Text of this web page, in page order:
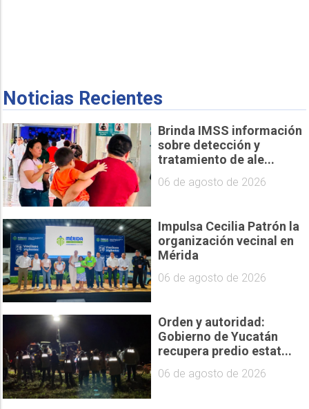
Noticias Recientes
Brinda IMSS información
sobre detección y
tratamiento de ale...
06 de agosto de 2026
Impulsa Cecilia Patrón la
organización vecinal en
Mérida
06 de agosto de 2026
Orden y autoridad:
Gobierno de Yucatán
recupera predio estat...
06 de agosto de 2026